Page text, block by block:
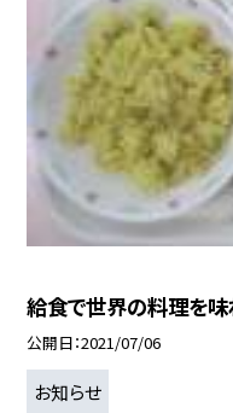
給食で世界の料理を味
公開日 2021/07/06
お知らせ